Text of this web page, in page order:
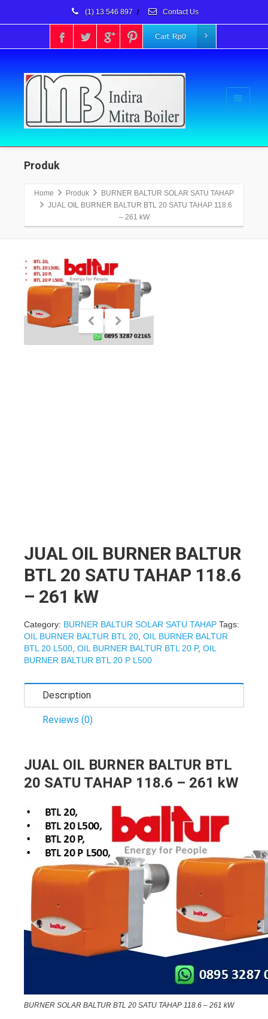
(1) 13 546 897 / Contact Us
Cart: Rp0
Produk
Home Produk
BURNER BALTUR SOLAR SATU TAHAP
JUAL OIL BURNER BALTUR BTL 20 SATU TAHAP 118.6
– 261 kW
JUAL OIL BURNER BALTUR
BTL 20 SATU TAHAP 118.6
– 261 kW
Category: BURNER BALTUR SOLAR SATU TAHAP Tags:
OIL BURNER BALTUR BTL 20 OIL BURNER BALTUR
BTL 20 L500 OIL BURNER BALTUR BTL 20 P, OIL
BURNER BALTUR BTL 20 P L500
Description
Reviews (0)
JUAL OIL BURNER BALTUR BTL
20 SATU TAHAP 118.6 – 261 kW
BURNER SOLAR BALTUR BTL 20 SATU TAHAP 118.6 – 261 kW